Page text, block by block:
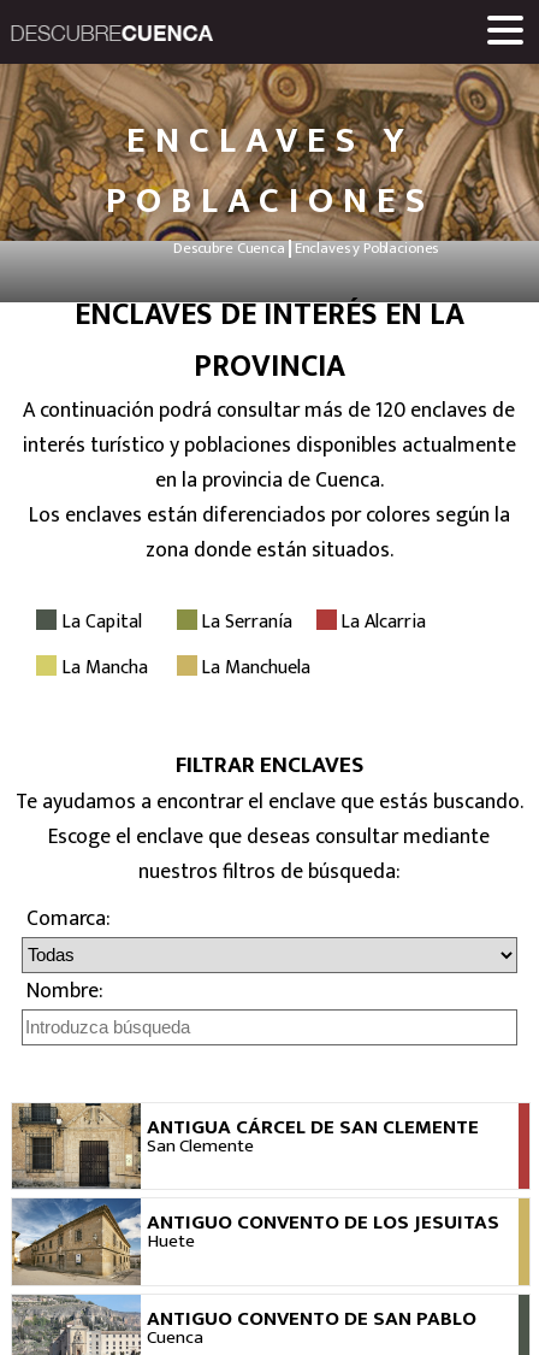
Descubre
INICIO
RUTAS
ENCLAVES Y POBLACIONES
EVENTOS
ENLACES
MUSEOS
GASTRONOMÍA
PRODUCTOS
Una iniciativa de
Diputación
ENCLAVES Y
POBLACIONES
Descubre Cuenca Enclaves y Poblaciones
ENCLAVES DE INTERÉS EN LA
PROVINCIA
A continuación podrá consultar más de 120 enclaves de
interés turístico y poblaciones disponibles actualmente
en la provincia de Cuenca.
Los enclaves están diferenciados por colores según la
zona donde están situados.
La Capital La Serranía
La Alcarria
La Mancha
La Manchuela
FILTRAR ENCLAVES
Te ayudamos a encontrar el enclave que estás buscando.
Escoge el enclave que deseas consultar mediante
nuestros filtros de búsqueda:
Comarca:
Nombre:
ANTIGUA CÁRCEL DE SAN CLEMENTE
San ClementeVER
ANTIGUO CONVENTO DE LOS JESUITAS
Huete VER
ANTIGUO CONVENTO DE SAN PABLO
Cuenca VER